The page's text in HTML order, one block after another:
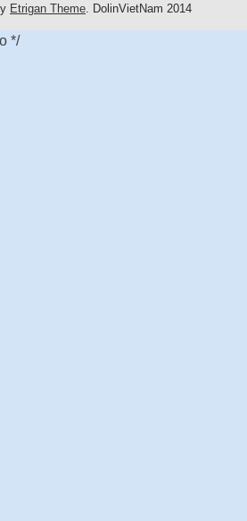
Etrigan Theme DolinVietNam 2014
*/